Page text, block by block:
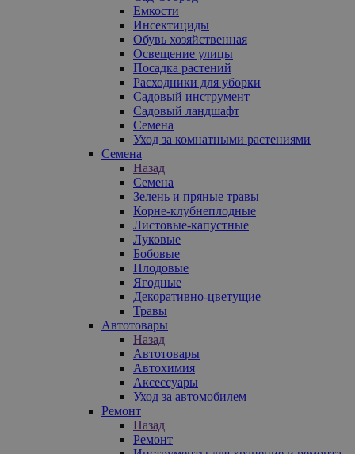
Емкости
Инсектициды
Обувь хозяйственная
Освещение улицы
Посадка растений
Расходники для уборки
Садовый инструмент
Садовый ландшафт
Семена
Уход за комнатными растениями
Семена
Назад
Семена
Зелень и пряные травы
Корне-клубнеплодные
Листовые-капустные
Луковые
Бобовые
Плодовые
Ягодные
Декоративно-цветущие
Травы
Автотовары
Назад
Автотовары
Автохимия
Аксессуары
Уход за автомобилем
Ремонт
Назад
Ремонт